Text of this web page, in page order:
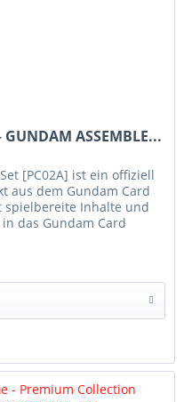
ASSEMBLE...
[PC02A] ist ein offiziell
aus dem Gundam Card
spielbereite Inhalte und
das Gundam Card